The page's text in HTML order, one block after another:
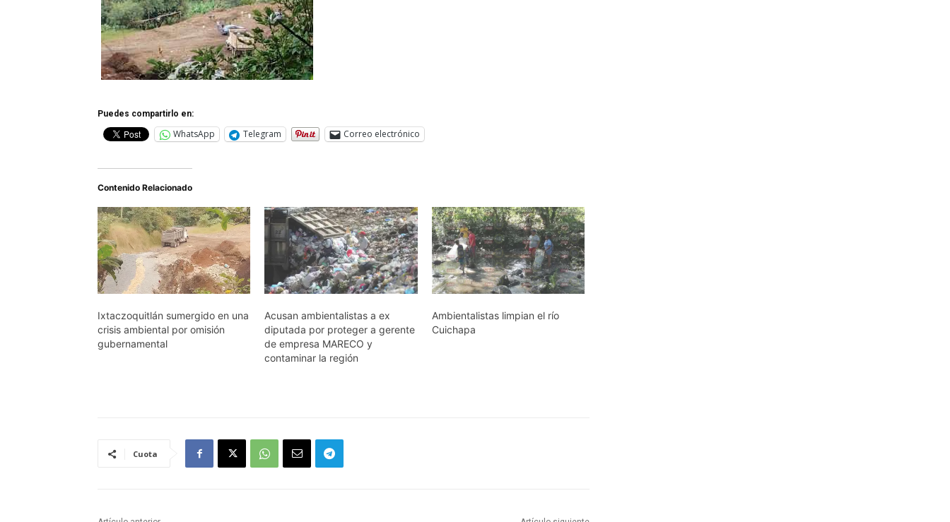
Puedes compartirlo en:
WhatsApp Telegram Correo electrónico
Contenido Relacionado
Ixtaczoquitlán sumergido en una
crisis ambiental por omisión
gubernamental
Acusan ambientalistas a ex
diputada por proteger a gerente
de empresa MARECO y
contaminar la región
Ambientalistas limpian el río
Cuichapa
Cuota